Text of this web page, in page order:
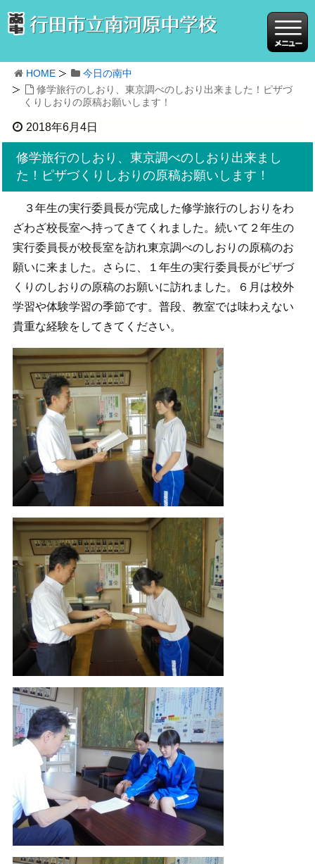
HOME
今日の南中
修学旅行のしおり、東京調べのしおり出来ました！ピザづ
くりしおりの原稿お願いします！
2018年6月4日
修学旅行のしおり、東京調べのしおり出来まし
た！ピザづくりしおりの原稿お願いします！
３年生の実行委員長が完成した修学旅行のしおりをわ
ざわざ校長室へ持ってきてくれました。続いて２年生の
実行委員長が校長室を訪れ東京調べのしおりの原稿のお
願いに来ました。さらに、１年生の実行委員長がピザづ
くりのしおりの原稿のお願いに訪れました。６月は校外
学習や体験学習の季節です。普段、教室では味わえない
貴重な経験をしてきてください。